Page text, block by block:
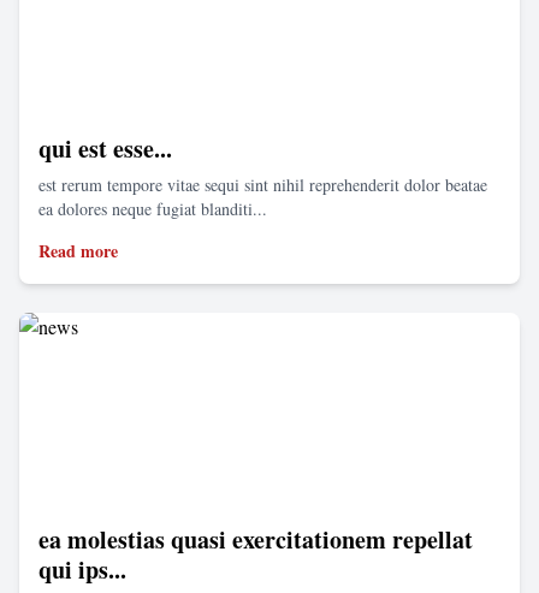
qui est esse...
est rerum tempore vitae sequi sint nihil reprehenderit dolor beatae
ea dolores neque fugiat blanditi...
Read more
ea molestias quasi exercitationem repellat
qui ips...